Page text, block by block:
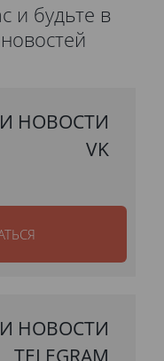
и будьте в
НОВОСТИ
VK
НОВОСТИ
TELEGRAM